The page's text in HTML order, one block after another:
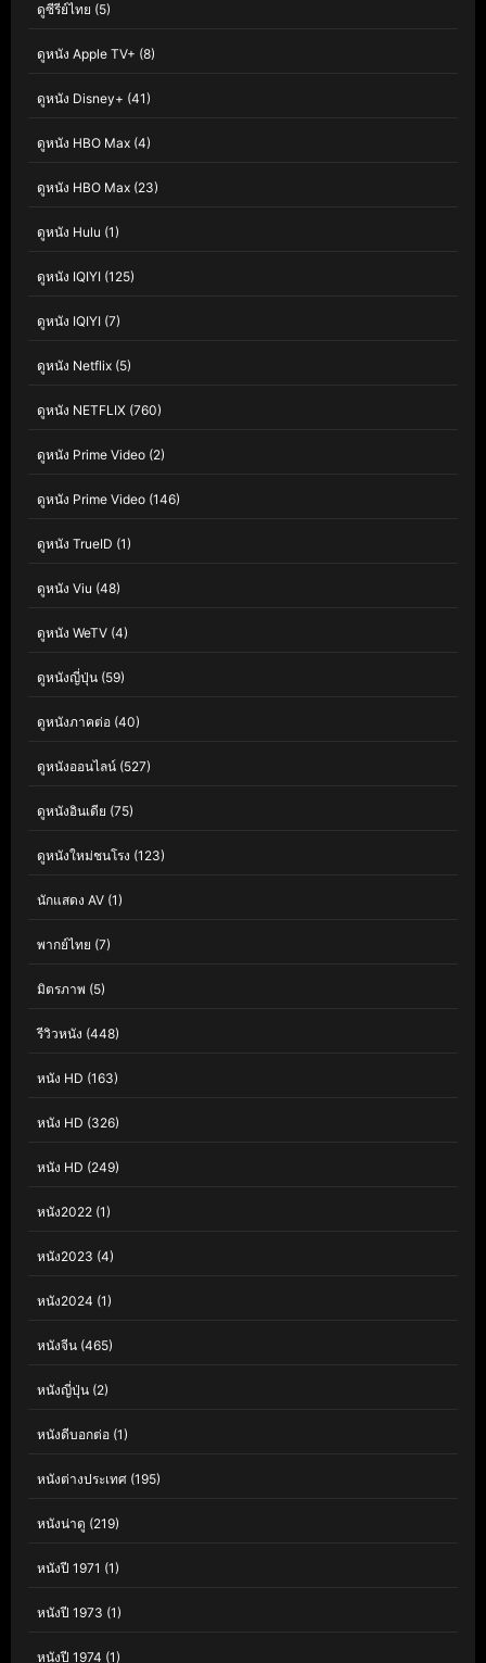
ดูซีรีย์ไทย (5)
ดูหนัง Apple TV+ (8)
ดูหนัง Disney+ (41)
ดูหนัง HBO Max (4)
ดูหนัง HBO Max (23)
ดูหนัง Hulu (1)
ดูหนัง IQIYI (125)
ดูหนัง IQIYI (7)
ดูหนัง Netflix (5)
ดูหนัง NETFLIX (760)
ดูหนัง Prime Video (2)
ดูหนัง Prime Video (146)
ดูหนัง TrueID (1)
ดูหนัง Viu (48)
ดูหนัง WeTV (4)
ดูหนังญี่ปุ่น (59)
ดูหนังภาคต่อ (40)
ดูหนังออนไลน์ (527)
ดูหนังอินเดีย (75)
ดูหนังใหม่ชนโรง (123)
นักแสดง AV (1)
พากย์ไทย (7)
มิตรภาพ (5)
รีวิวหนัง (448)
หนัง HD (163)
หนัง HD (326)
หนัง HD (249)
หนัง2022 (1)
หนัง2023 (4)
หนัง2024 (1)
หนังจีน (465)
หนังญี่ปุ่น (2)
หนังดีบอกต่อ (1)
หนังต่างประเทศ (195)
หนังน่าดู (219)
หนังปี 1971 (1)
หนังปี 1973 (1)
หนังปี 1974 (1)